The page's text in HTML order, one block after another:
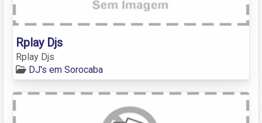
Rplay Djs
Rplay Djs
DJ's em Sorocaba